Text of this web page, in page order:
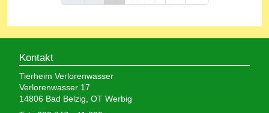
Kontakt
Tierheim Verlorenwasser
Verlorenwasser 17
14806 Bad Belzig, OT Werbig